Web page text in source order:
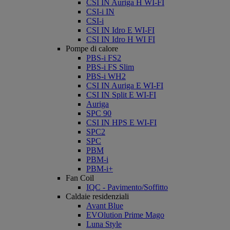
CSI IN Auriga H WI-FI
CSI-i IN
CSI-i
CSI IN Idro E WI-FI
CSI IN Idro H WI FI
Pompe di calore
PBS-i FS2
PBS-i FS Slim
PBS-i WH2
CSI IN Auriga E WI-FI
CSI IN Split E WI-FI
Auriga
SPC 90
CSI IN HPS E WI-FI
SPC2
SPC
PBM
PBM-i
PBM-i+
Fan Coil
IQC - Pavimento/Soffitto
Caldaie residenziali
Avant Blue
EVOlution Prime Mago
Luna Style